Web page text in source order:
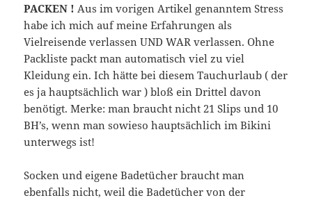
PACKEN ! Aus im vorigen Artikel genanntem Stress
habe ich mich auf meine Erfahrungen als
Vielreisende verlassen UND WAR verlassen. Ohne
Packliste packt man automatisch viel zu viel
Kleidung ein. Ich hätte bei diesem Tauchurlaub ( der
es ja hauptsächlich war ) bloß ein Drittel davon
benötigt. Merke: man braucht nicht 21 Slips und 10
BH’s, wenn man sowieso hauptsächlich im Bikini
unterwegs ist!
Socken und eigene Badetücher braucht man
ebenfalls nicht, weil die Badetücher von der